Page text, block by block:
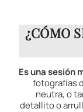
¿CÓMO
Es una sesión
fotografías
neutra, o
detallito o